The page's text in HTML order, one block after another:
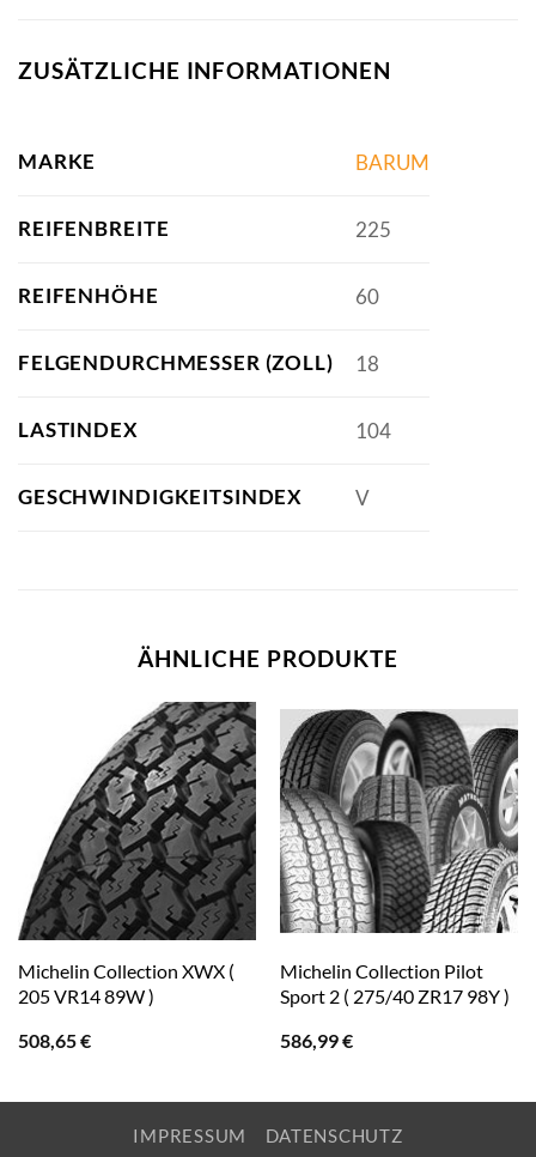
ZUSÄTZLICHE INFORMATIONEN
MARKE BARUM
REIFENBREITE 225
REIFENHÖHE 60
FELGENDURCHMESSER (ZOLL) 18
LASTINDEX 104
GESCHWINDIGKEITSINDEX V
ÄHNLICHE PRODUKTE
Michelin Collection XWX (
205 VR14 89W )
508,65€
Michelin Collection Pilot
Sport 2 ( 275/40 ZR17 98Y )
586,99€
IMPRESSUM DATENSCHUTZ